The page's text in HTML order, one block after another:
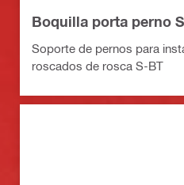
Boquilla porta perno
Soporte de pernos para
roscados de rosca S-BT